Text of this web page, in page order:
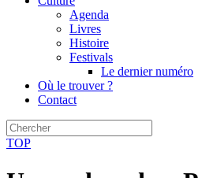
Agenda
Livres
Histoire
Festivals
Le dernier numéro
Où le trouver ?
Contact
TOP